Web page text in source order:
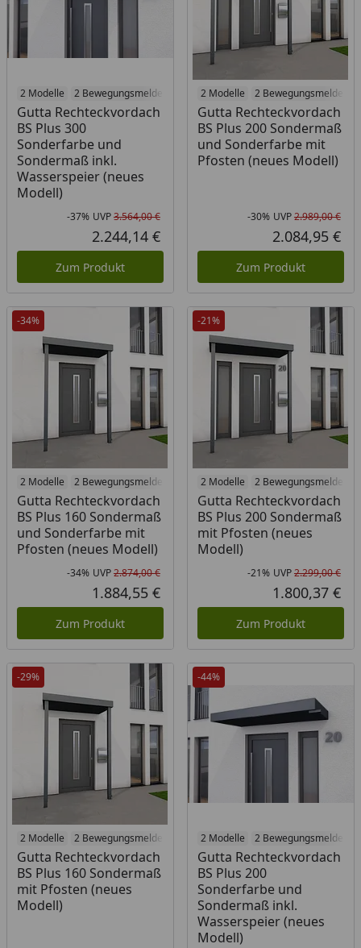
2 Modelle 2 Bewegungsmelder
Gutta Rechteckvordach
BS Plus 300
Sonderfarbe und
Sondermaß inkl.
Wasserspeier (neues
Modell)
Rabatt in Prozent
-37%
Ursprünglicher Preis
UVP3.564,00 €
Aktueller Preis
2.244,14 €
Zum Produkt
2 Modelle 2 Bewegungsmelder
Gutta Rechteckvordach
BS Plus 200 Sondermaß
und Sonderfarbe mit
Pfosten (neues Modell)
-30% UVP2.989,00 €
2.084,95 €
Zum Produkt
-34%
2 Modelle 2 Bewegungsmelder
Gutta Rechteckvordach
BS Plus 160 Sondermaß
und Sonderfarbe mit
Pfosten (neues Modell)
Rabatt in Prozent
-34%
Ursprünglicher Preis
UVP2.874,00 €
Aktueller Preis
1.884,55 €
Zum Produkt
-21%
2 Modelle 2 Bewegungsmelder
Gutta Rechteckvordach
BS Plus 200 Sondermaß
mit Pfosten (neues
Modell)
-21% UVP2.299,00 €
1.800,37 €
Zum Produkt
-29%
2 Modelle 2 Bewegungsmelder
Gutta Rechteckvordach
BS Plus 160 Sondermaß
mit Pfosten (neues
Modell)
-44%
2 Modelle 2 Bewegungsmelder
Gutta Rechteckvordach
BS Plus 200
Sonderfarbe und
Sondermaß inkl.
Wasserspeier (neues
Modell)